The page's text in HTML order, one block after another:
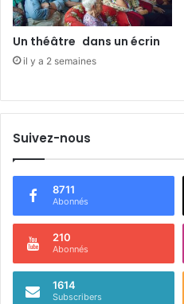
Un théâtre dans un écrin
il y a 2 semaines
Suivez-nous
8711
Abonnés
210
Abonnés
1614
Subscribers